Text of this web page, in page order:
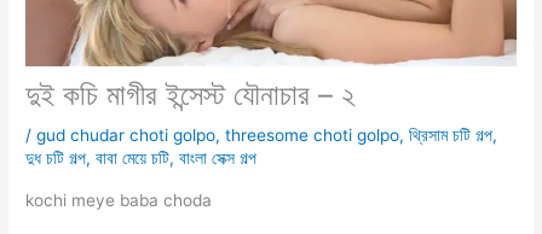
দুই কচি মাগীর ইন্সেস্ট যৌনাচার – ২
/gud chudar choti golpo,threesome choti golpo,থ্রিসাম চটি গল্প,
দুধ চটি গল্প,বাবা মেয়ে চটি,বাংলা সেক্স গল্প
kochi meye baba choda